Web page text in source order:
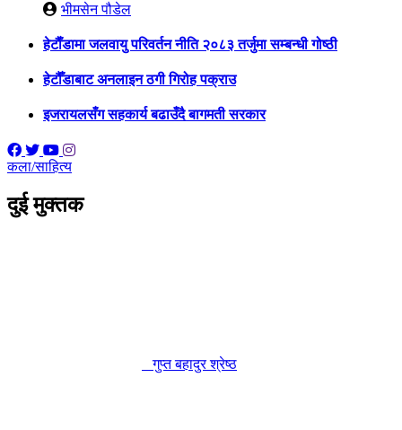
भीमसेन पौडेल
हेटाैँडामा जलवायु परिवर्तन नीति २०८३ तर्जुमा सम्बन्धी गोष्ठी
हेटौँडाबाट अनलाइन ठगी गिरोह पक्राउ
इजरायलसँग सहकार्य बढाउँदै बागमती सरकार
कला/साहित्य
दुई मुक्तक
गुप्त बहादुर श्रेष्ठ